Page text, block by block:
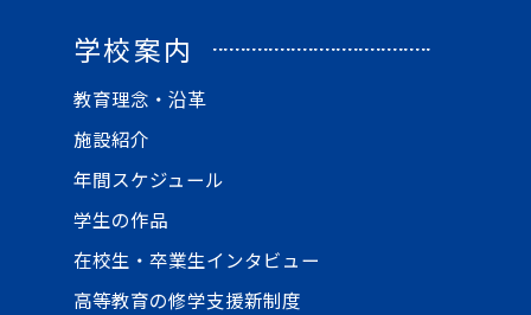
学校案内
教育理念・沿革
施設紹介
年間スケジュール
学生の作品
在校生・卒業生インタビュー
高等教育の修学支援新制度